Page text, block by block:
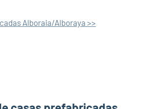
Alboraia/Alboraya >>